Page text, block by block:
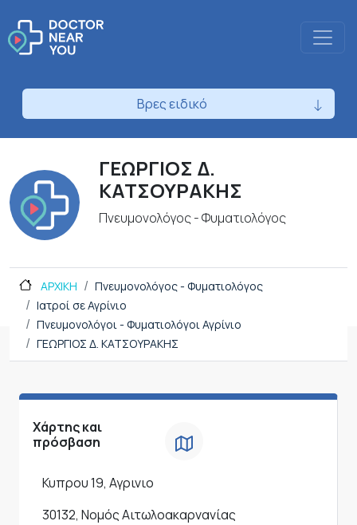
Βρες ειδικό
ΓΕΩΡΓΙΟΣ Δ.
ΚΑΤΣΟΥΡΑΚΗΣ
Πνευμονολόγος - Φυματιολόγος
ΑΡΧΙΚΗ
Πνευμονολόγος - Φυματιολόγος
Ιατροί σε Αγρίνιο
Πνευμονολόγοι - Φυματιολόγοι Αγρίνιο
ΓΕΩΡΓΙΟΣ Δ. ΚΑΤΣΟΥΡΑΚΗΣ
Χάρτης και
πρόσβαση
Κυπρου 19, Αγρινιο
30132, Νομός Αιτωλοακαρνανίας